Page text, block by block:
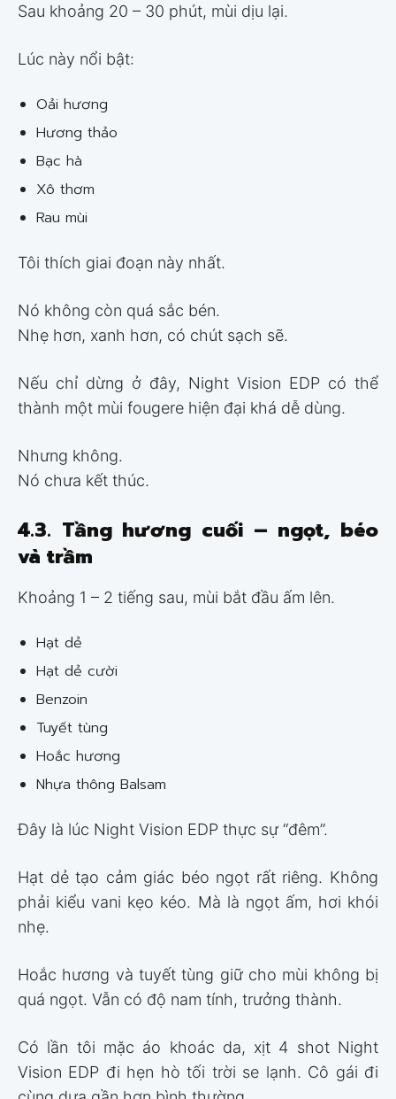
Sau khoảng 20 – 30 phút, mùi dịu lại.
Lúc này nổi bật:
Oải hương
Hương thảo
Bạc hà
Xô thơm
Rau mùi
Tôi thích giai đoạn này nhất.
Nó không còn quá sắc bén.
Nhẹ hơn, xanh hơn, có chút sạch sẽ.
Nếu chỉ dừng ở đây, Night Vision EDP có thể
thành một mùi fougere hiện đại khá dễ dùng.
Nhưng không.
Nó chưa kết thúc.
4.3. Tầng hương cuối – ngọt, béo
và trầm
Khoảng 1 – 2 tiếng sau, mùi bắt đầu ấm lên.
Hạt dẻ
Hạt dẻ cười
Benzoin
Tuyết tùng
Hoắc hương
Nhựa thông Balsam
Đây là lúc Night Vision EDP thực sự “đêm”.
Hạt dẻ tạo cảm giác béo ngọt rất riêng. Không
phải kiểu vani kẹo kéo. Mà là ngọt ấm, hơi khói
nhẹ.
Hoắc hương và tuyết tùng giữ cho mùi không bị
quá ngọt. Vẫn có độ nam tính, trưởng thành.
Có lần tôi mặc áo khoác da, xịt 4 shot Night
Vision EDP đi hẹn hò tối trời se lạnh. Cô gái đi